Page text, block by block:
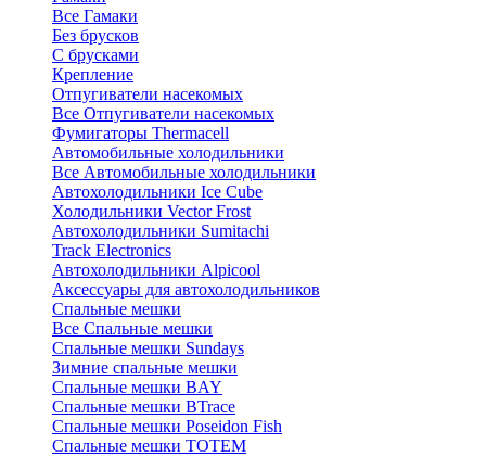
Все Гамаки
Без брусков
С брусками
Крепление
Отпугиватели насекомых
Все Отпугиватели насекомых
Фумигаторы Thermacell
Автомобильные холодильники
Все Автомобильные холодильники
Автохолодильники Ice Cube
Холодильники Vector Frost
Автохолодильники Sumitachi
Track Electronics
Автохолодильники Alpicool
Аксессуары для автохолодильников
Спальные мешки
Все Спальные мешки
Спальные мешки Sundays
Зимние спальные мешки
Спальные мешки BAY
Спальные мешки BTrace
Спальные мешки Poseidon Fish
Спальные мешки ТОТЕМ